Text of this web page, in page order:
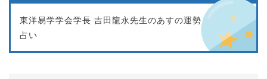
東洋易学学会学長 吉田龍永先生のあすの運勢
占い